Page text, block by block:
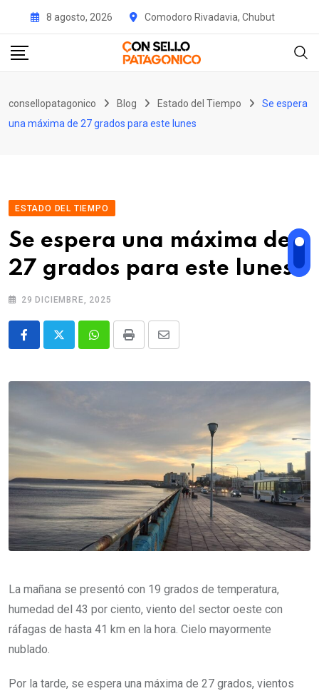
content
8 agosto, 2026 Comodoro Rivadavia, Chubut
consellopatagonico Blog Estado del Tiempo
Se espera
una máxima de 27 grados para este lunes
ESTADO DEL TIEMPO
Se espera una máxima de
27 grados para este lunes
29 DICIEMBRE, 2025
WhatsappPrint
Share
Email
La mañana se presentó con 19 grados de temperatura,
humedad del 43 por ciento, viento del sector oeste con
ráfagas de hasta 41 km en la hora. Cielo mayormente
nublado.
Por la tarde, se espera una máxima de 27 grados, vientos